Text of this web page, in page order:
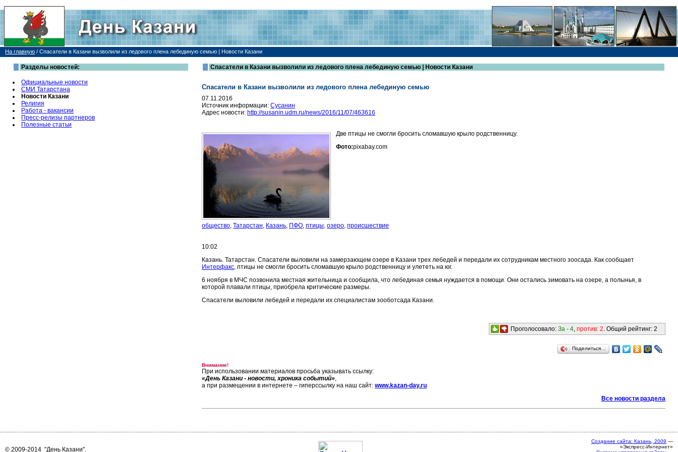
На главную / Спасатели в Казани вызволили из ледового плена лебединую семью | Новости Казани
Разделы новостей:
Официальные новости
СМИ Татарстана
Новости Казани
Религия
Работа - вакансии
Пресс-релизы партнеров
Полезные статьи
Спасатели в Казани вызволили из ледового плена лебединую семью | Новости Казани
Спасатели в Казани вызволили из ледового плена лебединую семью
07.11.2016
Источник информации: Сусанин
Адрес новости: http://susanin.udm.ru/news/2016/11/07/463616
Две птицы не смогли бросить сломавшую крыло родственницу.
Фото:pixabay.com
общество, Татарстан, Казань, ПФО, птицы, озеро, происшествие
10:02
Казань. Татарстан. Спасатели выловили на замерзающем озере в Казани трех лебедей и передали их сотрудникам местного зоосада. Как сообщает
Интерфакс, птицы не смогли бросить сломавшую крыло родственницу и улететь на юг.
6 ноября в МЧС позвонила местная жительница и сообщила, что лебединая семья нуждается в помощи. Они остались зимовать на озере, а полынья, в
которой плавали птицы, приобрела критические размеры.
Спасатели выловили лебедей и передали их специалистам зооботсада Казани.
Проголосовало: За - 4, против: 2. Общий рейтинг: 2
Поделиться…
Внимание!
При использовании материалов просьба указывать ссылку:
«День Казани - новости, хроника событий»,
а при размещении в интернете – гиперссылку на наш сайт: www.kazan-day.ru
Все новости раздела
© 2009-2014 "День Казани".
Создание сайта: Казань, 2009 —
«Экспресс-Интернет»